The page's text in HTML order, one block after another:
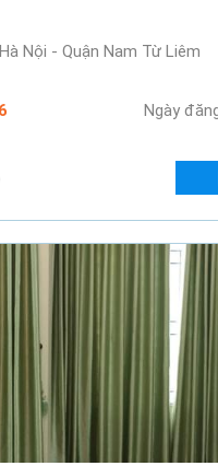
Nội - Quận Nam Từ Liêm
Ngày